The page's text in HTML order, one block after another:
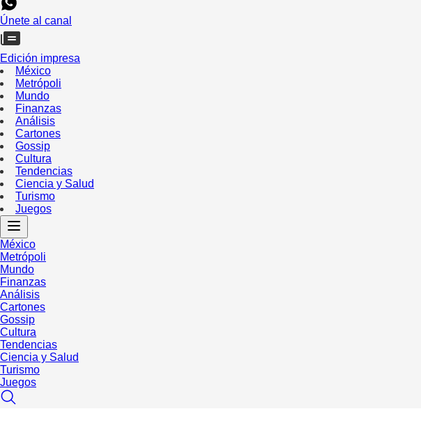
Únete al canal
Edición impresa
México
Metrópoli
Mundo
Finanzas
Análisis
Cartones
Gossip
Cultura
Tendencias
Ciencia y Salud
Turismo
Juegos
México
Metrópoli
Mundo
Finanzas
Análisis
Cartones
Gossip
Cultura
Tendencias
Ciencia y Salud
Turismo
Juegos